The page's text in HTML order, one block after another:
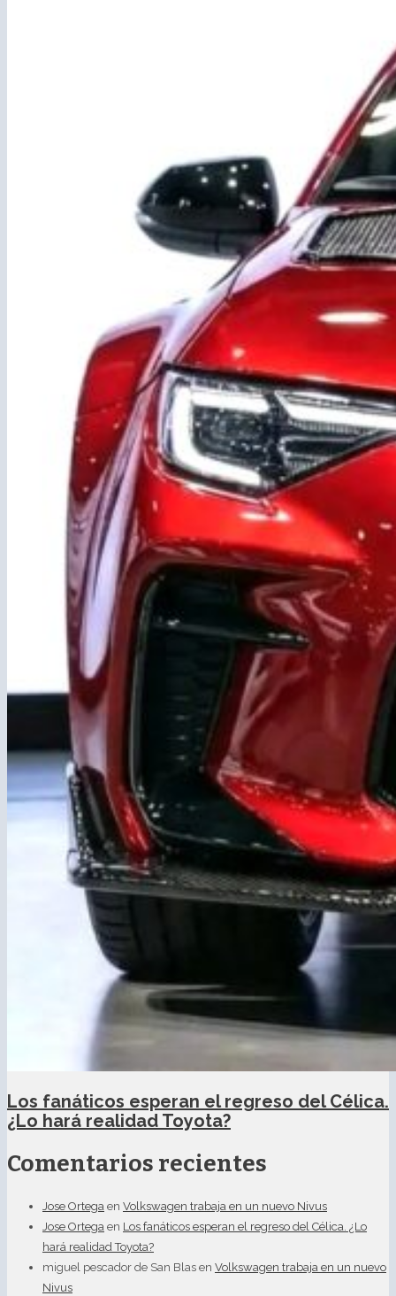
Los fanáticos esperan el regreso del Célica.
¿Lo hará realidad Toyota?
Comentarios recientes
Jose Ortega en Volkswagen trabaja en un nuevo Nivus
Jose Ortega en Los fanáticos esperan el regreso del Célica. ¿Lo
hará realidad Toyota?
miguel pescador de San Blas en Volkswagen trabaja en un nuevo
Nivus